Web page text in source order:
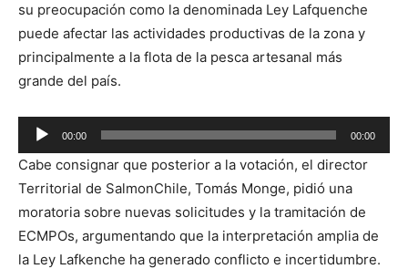
su preocupación como la denominada Ley Lafquenche
puede afectar las actividades productivas de la zona y
principalmente a la flota de la pesca artesanal más
grande del país.
Reproductor
de
audio
00:00 00:00
Cabe consignar que posterior a la votación, el director
Territorial de SalmonChile, Tomás Monge, pidió una
moratoria sobre nuevas solicitudes y la tramitación de
ECMPOs, argumentando que la interpretación amplia de
la Ley Lafkenche ha generado conflicto e incertidumbre.